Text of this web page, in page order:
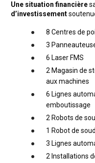
Une situation financière
d’investissement
8 Centres de
3
6 Laser FMS
2 Magasin de
aux machines
6 Lignes
emboutissage
2 Robots de
1 Robot de
3 Lignes
2 Installations